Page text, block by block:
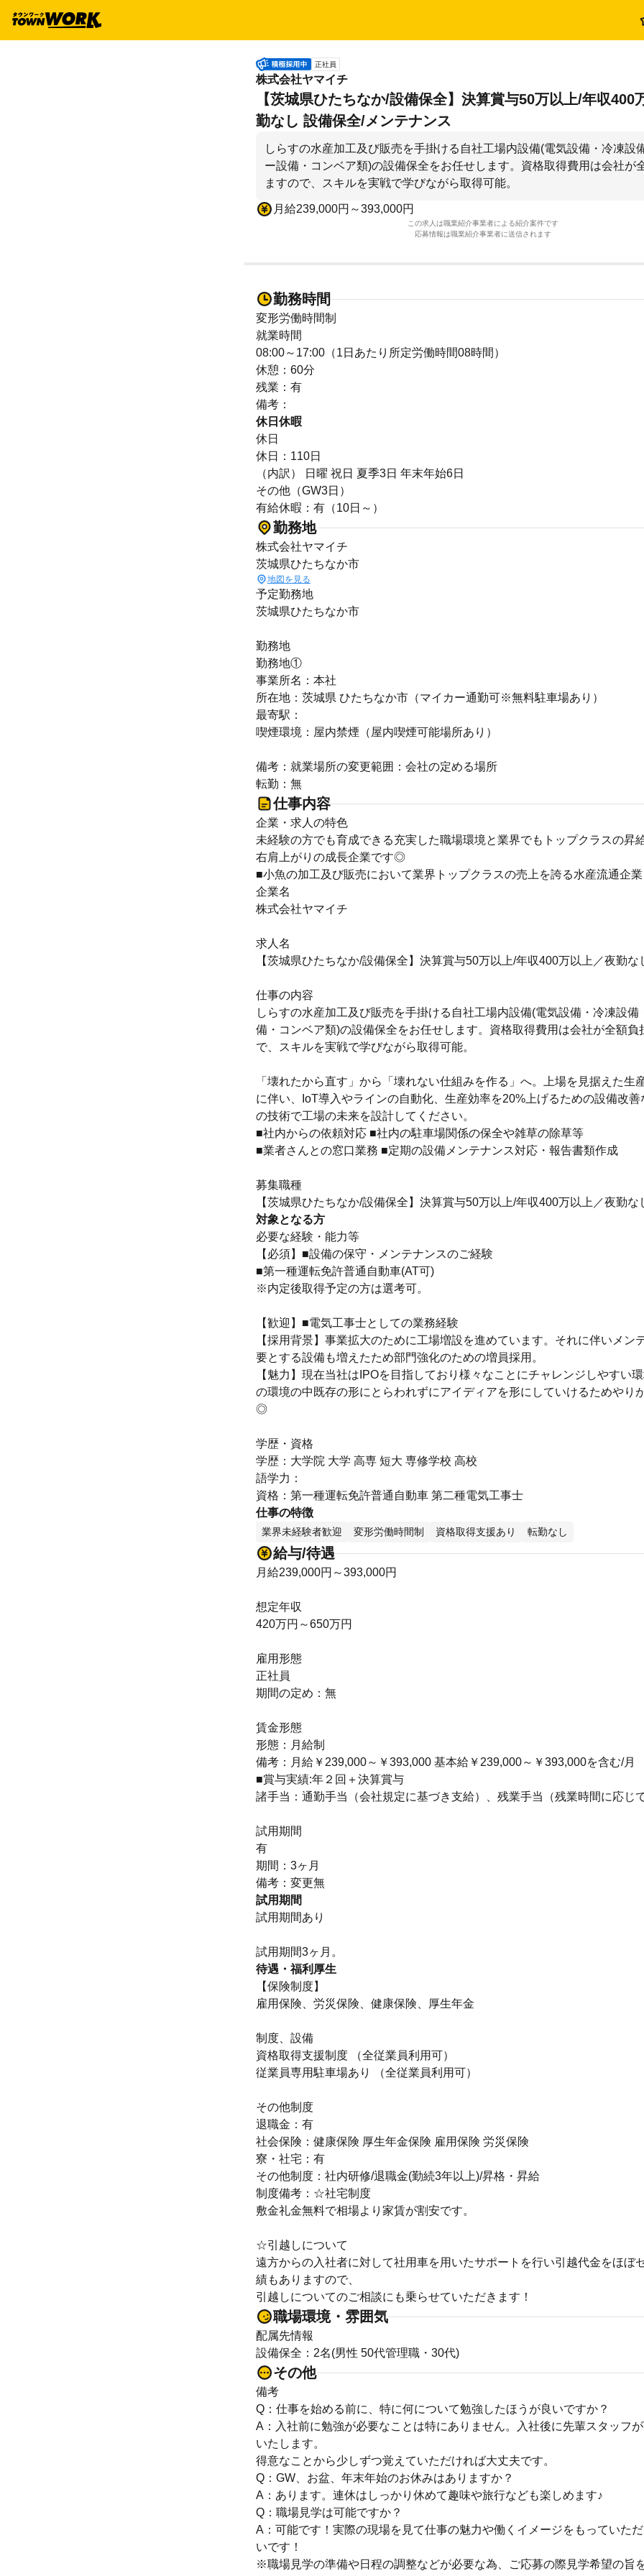
正社員
株式会社ヤマイチ
【茨城県ひたちなか/設備保全】決算賞与50万以上/年収400
勤なし 設備保全/メンテナンス
しらすの水産加工及び販売を手掛ける自社工場内設備(電気設備・冷凍設
ー設備・コンベア類)の設備保全をお任せします。資格取得費用は会社が
ますので、スキルを実戦で学びながら取得可能。
月給239,000円～393,000円
この求人は職業紹介事業者による紹介案件です
応募情報は職業紹介事業者に送信されます
勤務時間
変形労働時間制
就業時間
08:00～17:00（1日あたり所定労働時間08時間）
休憩：60分
残業：有
備考：
休日休暇
休日
休日：110日
（内訳） 日曜 祝日 夏季3日 年末年始6日
その他（GW3日）
有給休暇：有（10日～）
勤務地
株式会社ヤマイチ
茨城県ひたちなか市
地図を見る
予定勤務地
茨城県ひたちなか市
勤務地
勤務地①
事業所名：本社
所在地：茨城県 ひたちなか市（マイカー通勤可※無料駐車場あり）
最寄駅：
喫煙環境：屋内禁煙（屋内喫煙可能場所あり）
備考：就業場所の変更範囲：会社の定める場所
転勤：無
仕事内容
企業・求人の特色
未経験の方でも育成できる充実した職場環境と業界でもトップクラスの昇
右肩上がりの成長企業です◎
■小魚の加工及び販売において業界トップクラスの売上を誇る水産流通企業
企業名
株式会社ヤマイチ
求人名
【茨城県ひたちなか/設備保全】決算賞与50万以上/年収400万以上／夜勤な
仕事の内容
しらすの水産加工及び販売を手掛ける自社工場内設備(電気設備・冷凍設備
備・コンベア類)の設備保全をお任せします。資格取得費用は会社が全額負
で、スキルを実戦で学びながら取得可能。
「壊れたから直す」から「壊れない仕組みを作る」へ。上場を見据えた生
に伴い、IoT導入やラインの自動化、生産効率を20%上げるための設備改善
の技術で工場の未来を設計してください。
■社内からの依頼対応 ■社内の駐車場関係の保全や雑草の除草等
■業者さんとの窓口業務 ■定期の設備メンテナンス対応・報告書類作成
募集職種
【茨城県ひたちなか/設備保全】決算賞与50万以上/年収400万以上／夜勤な
対象となる方
必要な経験・能力等
【必須】■設備の保守・メンテナンスのご経験
■第一種運転免許普通自動車(AT可)
※内定後取得予定の方は選考可。
【歓迎】■電気工事士としての業務経験
【採用背景】事業拡大のために工場増設を進めています。それに伴いメン
要とする設備も増えたため部門強化のための増員採用。
【魅力】現在当社はIPOを目指しており様々なことにチャレンジしやすい
の環境の中既存の形にとらわれずにアイディアを形にしていけるためやり
◎
学歴・資格
学歴：大学院 大学 高専 短大 専修学校 高校
語学力：
資格：第一種運転免許普通自動車 第二種電気工事士
仕事の特徴
業界未経験者歓迎 変形労働時間制 資格取得支援あり 転勤なし
給与/待遇
月給239,000円～393,000円
想定年収
420万円～650万円
雇用形態
正社員
期間の定め：無
賃金形態
形態：月給制
備考：月給￥239,000～￥393,000 基本給￥239,000～￥393,000を含む/月
■賞与実績:年２回＋決算賞与
諸手当：通勤手当（会社規定に基づき支給）、残業手当（残業時間に応じ
試用期間
有
期間：3ヶ月
備考：変更無
試用期間
試用期間あり
試用期間3ヶ月。
待遇・福利厚生
【保険制度】
雇用保険、労災保険、健康保険、厚生年金
制度、設備
資格取得支援制度 （全従業員利用可）
従業員専用駐車場あり （全従業員利用可）
その他制度
退職金：有
社会保険：健康保険 厚生年金保険 雇用保険 労災保険
寮・社宅：有
その他制度：社内研修/退職金(勤続3年以上)/昇格・昇給
制度備考：☆社宅制度
敷金礼金無料で相場より家賃が割安です。
☆引越しについて
遠方からの入社者に対して社用車を用いたサポートを行い引越代金をほぼ
績もありますので、
引越しについてのご相談にも乗らせていただきます！
職場環境・雰囲気
配属先情報
設備保全：2名(男性 50代管理職・30代)
その他
備考
Q：仕事を始める前に、特に何について勉強したほうが良いですか？
A：入社前に勉強が必要なことは特にありません。入社後に先輩スタッフ
いたします。
得意なことから少しずつ覚えていただければ大丈夫です。
Q：GW、お盆、年末年始のお休みはありますか？
A：あります。連休はしっかり休めて趣味や旅行なども楽しめます♪
Q：職場見学は可能ですか？
A：可能です！実際の現場を見て仕事の魅力や働くイメージをもっていた
いです！
※職場見学の準備や日程の調整などが必要な為、ご応募の際見学希望の旨